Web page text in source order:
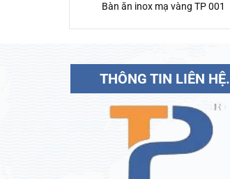
Bàn ăn inox mạ vàng TP 001
THÔNG TIN LIÊN HỆ.